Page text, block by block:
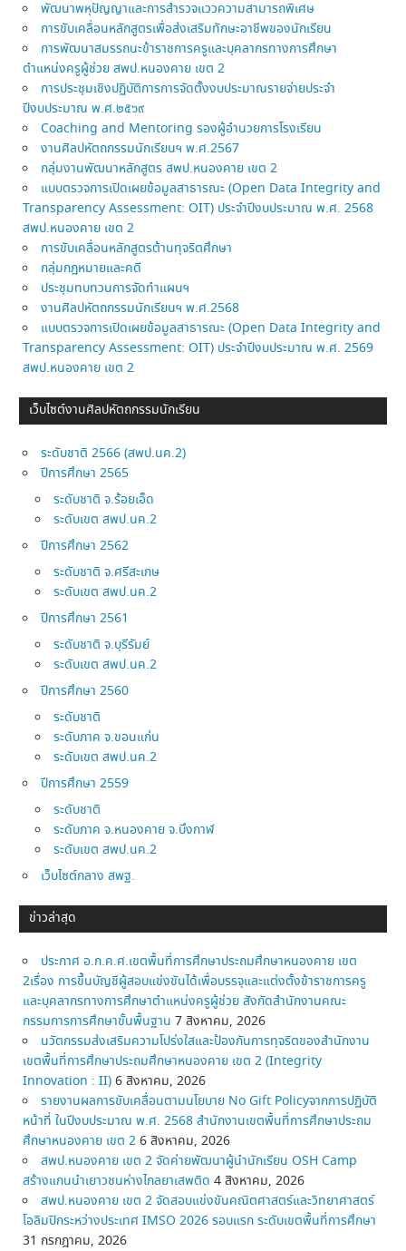
พัฒนาพหุปัญญาและการสำรวจแววความสามารถพิเศษ
การขับเคลื่อนหลักสูตรเพื่อส่งเสริมทักษะอาชีพของนักเรียน
การพัฒนาสมรรถนะข้าราชการครูและบุคลากรทางการศึกษา
ตำแหน่งครูผู้ช่วย สพป.หนองคาย เขต 2
การประชุมเชิงปฏิบัติการการจัดตั้งงบประมาณรายจ่ายประจำ
ปีงบประมาณ พ.ศ.๒๕๖๙
Coaching and Mentoring รองผู้อำนวยการโรงเรียน
งานศิลปหัตถกรรมนักเรียนฯ พ.ศ.2567
กลุ่มงานพัฒนาหลักสูตร สพป.หนองคาย เขต 2
แบบตรวจการเปิดเผยข้อมูลสาธารณะ (Open Data Integrity and
Transparency Assessment: OIT) ประจำปีงบประมาณ พ.ศ. 2568
สพป.หนองคาย เขต 2
การขับเคลื่อนหลักสูตรต้านทุจริตศึกษา
กลุ่มกฎหมายและคดี
ประชุมทบทวนการจัดทำแผนฯ
งานศิลปหัตถกรรมนักเรียนฯ พ.ศ.2568
แบบตรวจการเปิดเผยข้อมูลสาธารณะ (Open Data Integrity and
Transparency Assessment: OIT) ประจำปีงบประมาณ พ.ศ. 2569
สพป.หนองคาย เขต 2
เว็บไซต์งานศิลปหัตถกรรมนักเรียน
ระดับชาติ 2566 (สพป.นค.2)
ปีการศึกษา 2565
ระดับชาติ จ.ร้อยเอ็ด
ระดับเขต สพป.นค.2
ปีการศึกษา 2562
ระดับชาติ จ.ศรีสะเกษ
ระดับเขต สพป.นค.2
ปีการศึกษา 2561
ระดับชาติ จ.บุรีรัมย์
ระดับเขต สพป.นค.2
ปีการศึกษา 2560
ระดับชาติ
ระดับภาค จ.ขอนแก่น
ระดับเขต สพป.นค.2
ปีการศึกษา 2559
ระดับชาติ
ระดับภาค จ.หนองคาย จ.บึงกาฬ
ระดับเขต สพป.นค.2
เว็บไซต์กลาง สพฐ.
ข่าวล่าสุด
ประกาศ อ.ก.ค.ศ.เขตพื้นที่การศึกษาประถมศึกษาหนองคาย เขต
2เรื่อง การขึ้นบัญชีผู้สอบแข่งขันได้เพื่อบรรจุและแต่งตั้งข้าราชการครู
และบุคลากรทางการศึกษาตำแหน่งครูผู้ช่วย สังกัดสำนักงานคณะ
กรรมการการศึกษาขั้นพื้นฐาน 7 สิงหาคม, 2026
นวัตกรรมส่งเสริมความโปร่งใสและป้องกันการทุจริตของสำนักงาน
เขตพื้นที่การศึกษาประถมศึกษาหนองคาย เขต 2 (Integrity
Innovation : II) 6 สิงหาคม, 2026
รายงานผลการขับเคลื่อนตามนโยบาย No Gift Policyจากการปฏิบัติ
หน้าที่ ในปีงบประมาณ พ.ศ. 2568 สำนักงานเขตพื้นที่การศึกษาประถม
ศึกษาหนองคาย เขต 2 6 สิงหาคม, 2026
สพป.หนองคาย เขต 2 จัดค่ายพัฒนาผู้นำนักเรียน OSH Camp
สร้างแกนนำเยาวชนห่างไกลยาเสพติด 4 สิงหาคม, 2026
สพป.หนองคาย เขต 2 จัดสอบแข่งขันคณิตศาสตร์และวิทยาศาสตร์
โอลิมปิกระหว่างประเทศ IMSO 2026 รอบแรก ระดับเขตพื้นที่การศึกษา
31 กรกฎาคม, 2026